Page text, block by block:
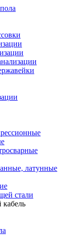
латунные
стали